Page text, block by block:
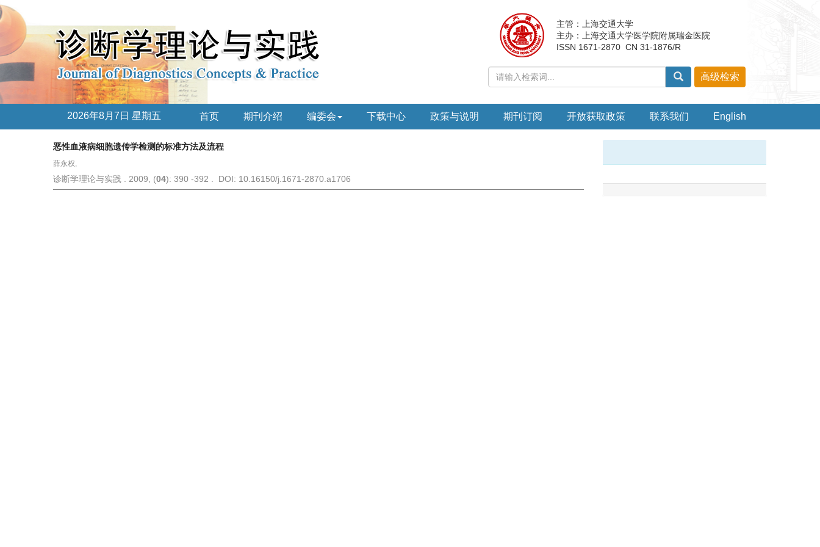
主管：上海交通大学
主办：上海交通大学医学院附属瑞金医院
ISSN 1671-2870 CN 31-1876/R
2026年8月7日 星期五 首页 期刊介绍 编委会 下载中心 政策与说明 期刊订阅 开放获取政策 联系我们 English
恶性血液病细胞遗传学检测的标准方法及流程
薛永权,
诊断学理论与实践 . 2009, (04): 390 -392 . DOI: 10.16150/j.1671-2870.a1706